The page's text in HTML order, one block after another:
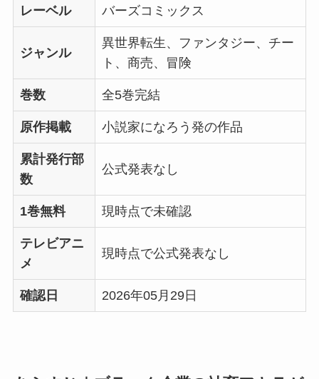
レーベル バーズコミックス
ジャンル
異世界転生、ファンタジー、チー
ト、商売、冒険
巻数 全5巻完結
原作掲載 小説家になろう発の作品
累計発行部
数
公式発表なし
1巻無料 現時点で未確認
テレビアニ
メ
現時点で公式発表なし
確認日 2026年05月29日